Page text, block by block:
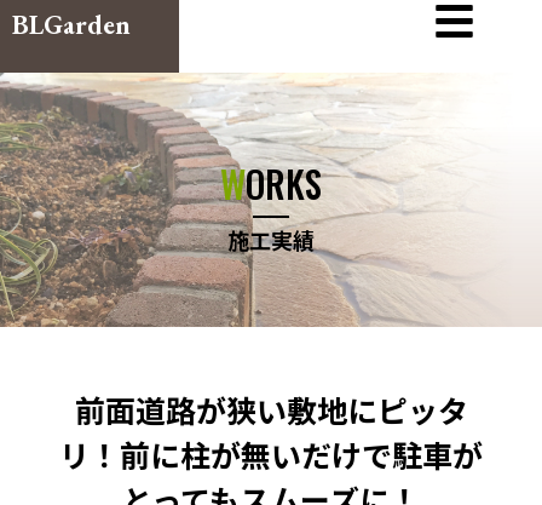
BLGarden
WORKS
施工実績
前面道路が狭い敷地にピッタ
リ！前に柱が無いだけで駐車が